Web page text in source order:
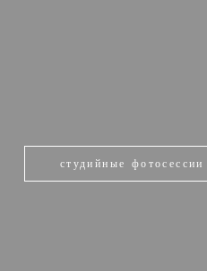
студийные фотосессии